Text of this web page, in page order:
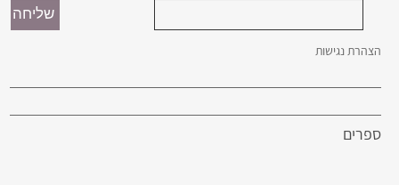
הצהרת נגישות
ספרים